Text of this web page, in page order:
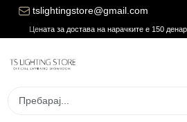
tslightingstore@gmail.com
Цената за достава на нарачките е 150 денари.